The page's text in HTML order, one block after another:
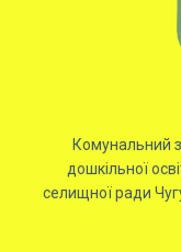
Комунальний
дошкільної
селищної ради